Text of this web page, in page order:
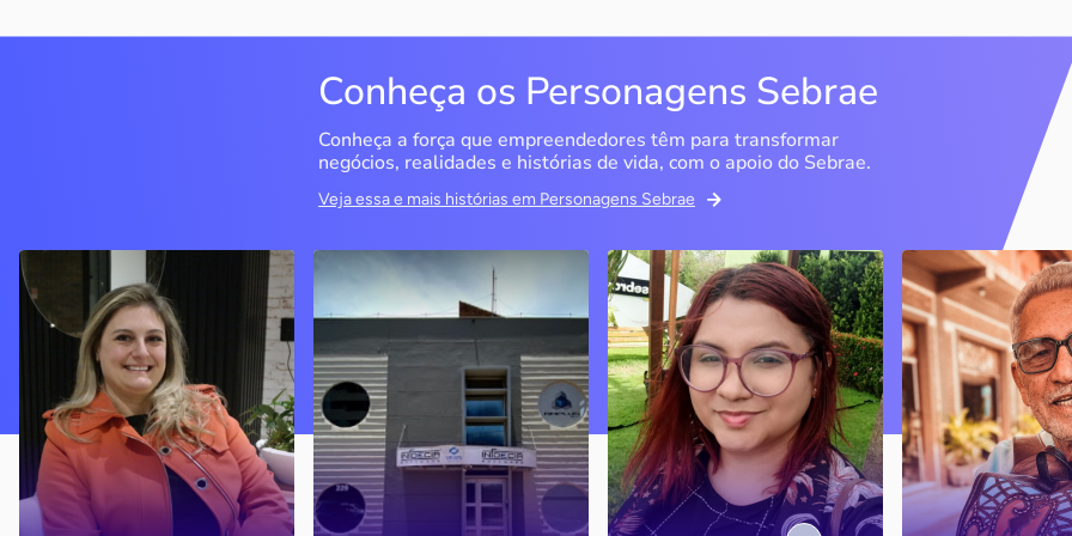
Conheça os Personagens Sebrae
Conheça a força que empreendedores têm para transformar
negócios, realidades e histórias de vida, com o apoio do Sebrae.
Veja essa e mais histórias em Personagens Sebrae
Delucci
Bento Gonçalves / RS
Sem saber muito sobre
empreendedorismo, o casal
contou com o Sebrae para
aprender tudo sobre o
assunto, colocar o negócio
nos eixos e ainda abrir uma
nova empresa
Infoecia Software
Ltda
Londrina / PR
Com mais de 20 anos de
mercado, o empresário
contou com o Sebrae para o
crescimento do negócio
Memória Ancestral
São Luís / MA
Ao lado da irmã e com o
apoio do Sebrae, a Memória
Ancestral utiliza inteligência
artificial com o objetivo de
melhorar a qualidade de vida
de pessoas com a doença
Espedito
Nova Olinda / CE
Peças criadas pelo
cearense já foram
apresentadas em
novelas, desfiles
até em exposições
internacionais